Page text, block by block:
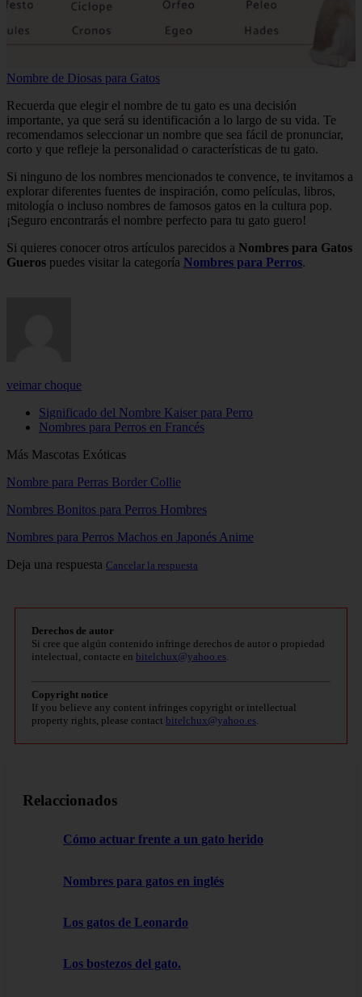
Nombre de Diosas para Gatos
Recuerda que elegir el nombre de tu gato es una decisión
importante, ya que será su identificación a lo largo de su vida. Te
recomendamos seleccionar un nombre que sea fácil de pronunciar,
corto y que refleje la personalidad o características de tu gato.
Si ninguno de los nombres mencionados te convence, te invitamos a
explorar diferentes fuentes de inspiración, como películas, libros,
mitología o incluso nombres de famosos gatos en la cultura pop.
¡Seguro encontrarás el nombre perfecto para tu gato guero!
Si quieres conocer otros artículos parecidos a Nombres para Gatos
Gueros puedes visitar la categoría Nombres para Perros.
veimar choque
Significado del Nombre Kaiser para Perro
Nombres para Perros en Francés
Más Mascotas Exóticas
Nombre para Perras Border Collie
Nombres Bonitos para Perros Hombres
Nombres para Perros Machos en Japonés Anime
Deja una respuesta Cancelar la respuesta
Derechos de autor
Si cree que algún contenido infringe derechos de autor o propiedad
intelectual, contacte en bitelchux@yahoo.es
Copyright notice
If you believe any content infringes copyright or intellectual
property rights, please contact bitelchux@yahoo.es
Relaccionados
Cómo actuar frente a un gato herido
Nombres para gatos en inglés
Los gatos de Leonardo
Los bostezos del gato.